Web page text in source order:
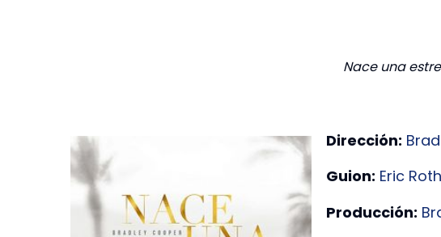
Nace una
Dirección:
Guion: Eric Roth
Producción: